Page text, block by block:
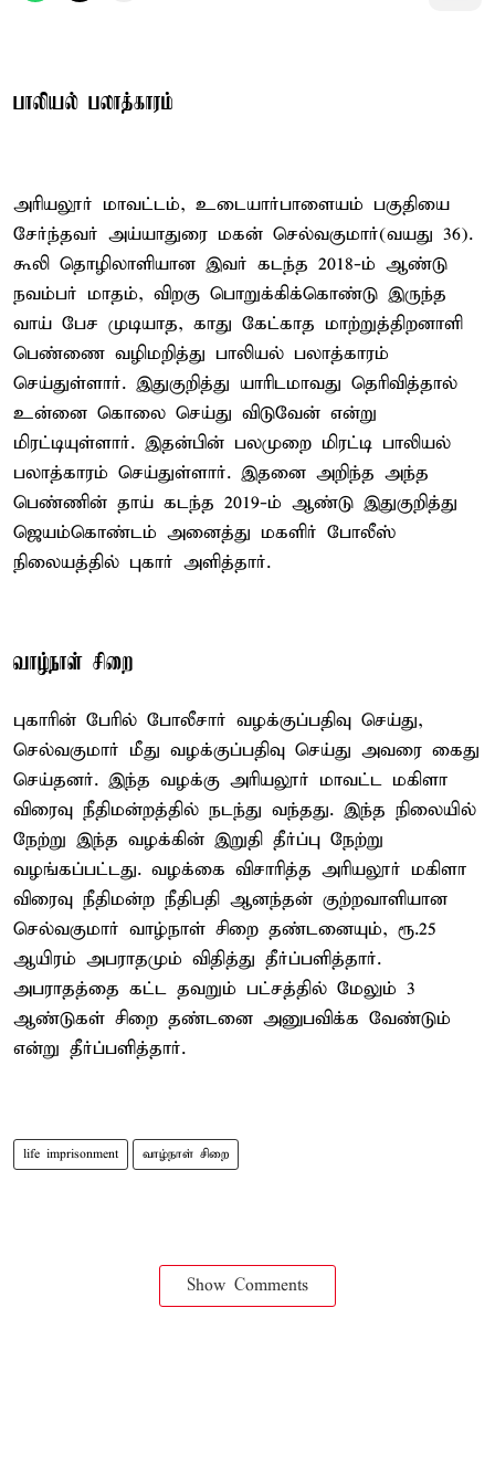
பாலியல் பலாத்காரம்
அரியலூர் மாவட்டம், உடையார்பாளையம் பகுதியை
சேர்ந்தவர் அய்யாதுரை மகன் செல்வகுமார்(வயது 36).
கூலி தொழிலாளியான இவர் கடந்த 2018-ம் ஆண்டு
நவம்பர் மாதம், விறகு பொறுக்கிக்கொண்டு இருந்த
வாய் பேச முடியாத, காது கேட்காத மாற்றுத்திறனாளி
பெண்ணை வழிமறித்து பாலியல் பலாத்காரம்
செய்துள்ளார். இதுகுறித்து யாரிடமாவது தெரிவித்தால்
உன்னை கொலை செய்து விடுவேன் என்று
மிரட்டியுள்ளார். இதன்பின் பலமுறை மிரட்டி பாலியல்
பலாத்காரம் செய்துள்ளார். இதனை அறிந்த அந்த
பெண்ணின் தாய் கடந்த 2019-ம் ஆண்டு இதுகுறித்து
ஜெயம்கொண்டம் அனைத்து மகளிர் போலீஸ்
நிலையத்தில் புகார் அளித்தார்.
வாழ்நாள் சிறை
புகாரின் பேரில் போலீசார் வழக்குப்பதிவு செய்து,
செல்வகுமார் மீது வழக்குப்பதிவு செய்து அவரை கைது
செய்தனர். இந்த வழக்கு அரியலூர் மாவட்ட மகிளா
விரைவு நீதிமன்றத்தில் நடந்து வந்தது. இந்த நிலையில்
நேற்று இந்த வழக்கின் இறுதி தீர்ப்பு நேற்று
வழங்கப்பட்டது. வழக்கை விசாரித்த அரியலூர் மகிளா
விரைவு நீதிமன்ற நீதிபதி ஆனந்தன் குற்றவாளியான
செல்வகுமார் வாழ்நாள் சிறை தண்டனையும், ரூ.25
ஆயிரம் அபராதமும் விதித்து தீர்ப்பளித்தார்.
அபராதத்தை கட்ட தவறும் பட்சத்தில் மேலும் 3
ஆண்டுகள் சிறை தண்டனை அனுபவிக்க வேண்டும்
என்று தீர்ப்பளித்தார்.
life imprisonment வாழ்நாள் சிறை
Show Comments